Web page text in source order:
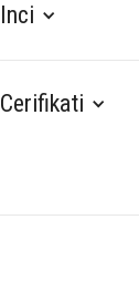
Inci
Cerifikati